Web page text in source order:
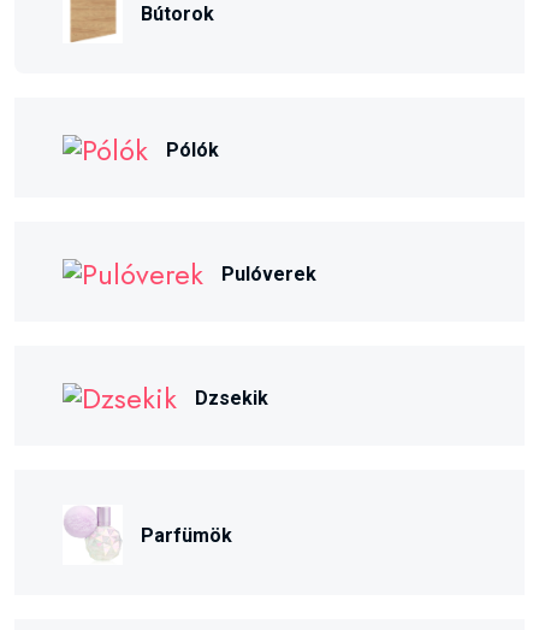
Bútorok
Pólók
Pulóverek
Dzsekik
Parfümök